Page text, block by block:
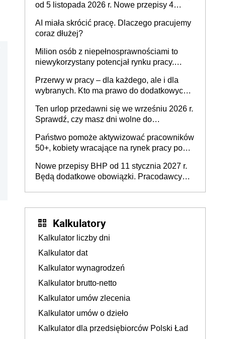
od 5 listopada 2026 r. Nowe przepisy 4
Ustaw
AI miała skrócić pracę. Dlaczego pracujemy
coraz dłużej?
Milion osób z niepełnosprawnościami to
niewykorzystany potencjał rynku pracy.
dofinansowań czy refundacji, ale bariery po
stronie systemu i świadomości
pracodawców [WYWIAD]
Przerwy w pracy – dla każdego, ale i dla
wybranych. Kto ma prawo do dodatkowych
Ten urlop przedawni się we wrześniu 2026 r.
Sprawdź, czy masz dni wolne do
Państwo pomoże aktywizować pracowników
50+, kobiety wracające na rynek pracy po
osoby neuroatypowe. Powstanie Fundusz
na rzecz Inkluzywności w Zatrudnianiu?
Nowe przepisy BHP od 11 stycznia 2027 r.
Będą dodatkowe obowiązki. Pracodawcy
Kalkulatory
Kalkulator liczby dni
Kalkulator dat
Kalkulator wynagrodzeń
Kalkulator brutto-netto
Kalkulator umów zlecenia
Kalkulator umów o dzieło
Kalkulator dla przedsiębiorców Polski Ład